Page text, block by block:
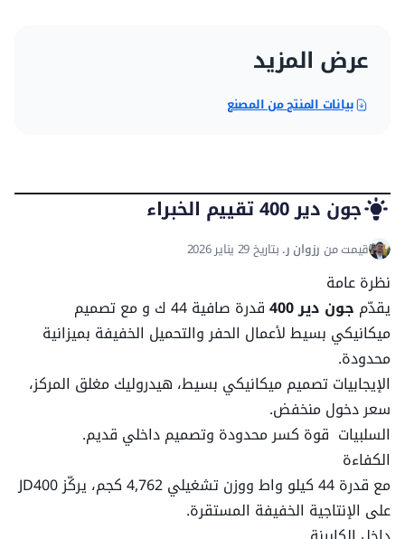
سعة الوقود
سعة سائل الهيدروليك
ارتفاع تفريغ اللودر
مدى التفريغ للحفار الأمامي 0.73 م
أقصى سرعة للأمام 25.91 ك/سا
شدة العزم 196.59 نيوتن م
فولتاج التشغيل 12 ڤ
عرض المزيد
بيانات المنتج من المصنع
جون دير 400 تقييم الخبراء
قيمت من رزوان ر. بتاريخ 29 يناير 2026
نظرة عامة
يقدّم جون دير 400
قدرة صافية 44 ك و مع تصميم
ميكانيكي بسيط لأعمال الحفر والتحميل الخفيفة بميزانية
محدودة.
الإيجابيات تصميم ميكانيكي بسيط، هيدروليك مغلق المركز،
سعر دخول منخفض.
السلبيات قوة كسر محدودة وتصميم داخلي قديم.
الكفاءة
مع قدرة 44 كيلو واط ووزن تشغيلي 4,762 كجم، يركّز JD400
على الإنتاجية الخفيفة المستقرة.